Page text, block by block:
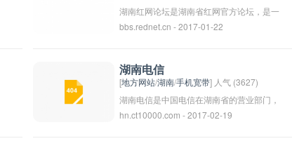
湖南红网论坛是湖南省红网官方论坛，是一
个集新闻、社区交流、时事讨论和生活资讯
用户可以讨论各种话题，分享生活经验，交
流看法意见，还可以获取最新的湖南省内外
的新闻资讯。作为湖南省内口碑较好的互动
平台之一，湖南红网论坛也是很多湖南人了
bbs.rednet.cn - 2017-01-22
湖南电信
[地方网站/湖南/手机宽带] 人气 (3627)
湖南电信是中国电信在湖南省的营业部门，
提供固定电话、移动电话、宽带等通信服
hn.ct10000.com - 2017-02-19